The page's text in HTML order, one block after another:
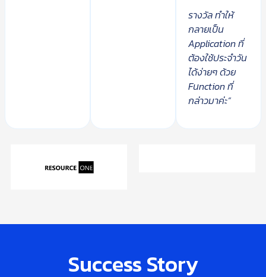
รางวัล ทำให้
กลายเป็น
Application ที่
ต้องใช้ประจำวัน
ได้ง่ายๆ ด้วย
Fนnction ที่
กล่าวมาค่ะ”
Success Story